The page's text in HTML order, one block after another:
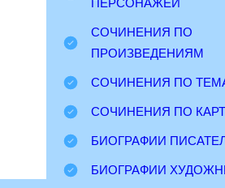
ПЕРСОНАЖЕЙ
СОЧИНЕНИЯ ПО
ПРОИЗВЕДЕНИЯМ
СОЧИНЕНИЯ ПО
СОЧИНЕНИЯ ПО
БИОГРАФИИ
БИОГРАФИИ